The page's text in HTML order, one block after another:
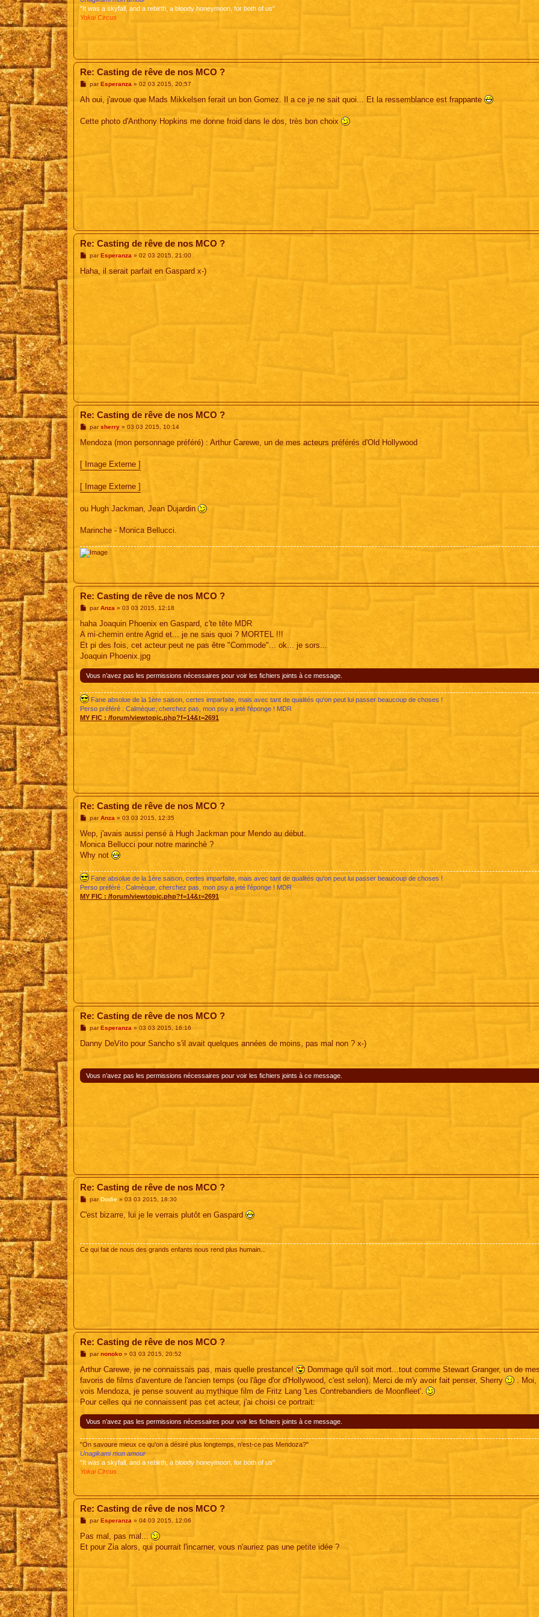
"It was a skyfall, and a rebirth, a bloody honeymoon, for both of us"
Yokai Circus
Re: Casting de rêve de nos MCO ?
M
s
g
parEsperanza » 02 03 2015, 20:57
Ah oui, j'avoue que Mads Mikkelsen ferait un bon Gomez. Il a ce je ne sait quoi... Et la ressemblance est frappante
Cette photo d'Anthony Hopkins me donne froid dans le dos, très bon choix
Re: Casting de rêve de nos MCO ?
M
s
parEsperanza » 02 03 2015, 21:00
Haha, il serait parfait en Gaspard x-)
Re: Casting de rêve de nos MCO ?
M
s
g
e
parsherry» 03 03 2015, 10:14
Mendoza (mon personnage préféré) : Arthur Carewe, un de mes acteurs préférés d'Old Hollywood
[ Image Externe ]
[ Image Externe ]
ou Hugh Jackman, Jean Dujardin
Marinche - Monica Bellucci.
Re: Casting de rêve de nos MCO ?
M
s
a
g
parAnza » 03 03 2015, 12:18
haha Joaquin Phoenix en Gaspard, c'te tête MDR
A mi-chemin entre Agrid et... je ne sais quoi ? MORTEL !!!
Et pi des fois, cet acteur peut ne pas être "Commode"... ok... je sors...
Joaquin Phoenix.jpg
Vous n’avez pas les permissions nécessaires pour voir les fichiers joints à ce message.
Fane absolue de la 1ère saison, certes imparfaite, mais avec tant de qualités qu'on peut lui passer beaucoup de choses !
Perso préféré : Calmèque, cherchez pas, mon psy a jeté l'éponge ! MDR
MY FIC : /forum/viewtopic.php?f=14&t=2691
Re: Casting de rêve de nos MCO ?
M
s
a
g
parAnza » 03 03 2015, 12:35
Wep, j'avais aussi pensé à Hugh Jackman pour Mendo au début.
Monica Bellucci pour notre marinchè ?
Why not
Fane absolue de la 1ère saison, certes imparfaite, mais avec tant de qualités qu'on peut lui passer beaucoup de choses !
Perso préféré : Calmèque, cherchez pas, mon psy a jeté l'éponge ! MDR
MY FIC : /forum/viewtopic.php?f=14&t=2691
Re: Casting de rêve de nos MCO ?
M
s
e
parEsperanza » 03 03 2015, 16:16
Danny DeVito pour Sancho s'il avait quelques années de moins, pas mal non ? x-)
Vous n’avez pas les permissions nécessaires pour voir les fichiers joints à ce message.
Re: Casting de rêve de nos MCO ?
M
s
parDodie » 03 03 2015, 18:30
C'est bizarre, lui je le verrais plutôt en Gaspard
Ce qui fait de nous des grands enfants nous rend plus humain...
Re: Casting de rêve de nos MCO ?
M
s
a
g
parnonoko» 03 03 2015, 20:52
Arthur Carewe, je ne connaissais pas, mais quelle prestance!
Dommage qu'il soit mort...tout comme Stewart Granger, un de
favoris de films d'aventure de l'ancien temps (ou l'âge d'or d'Hollywood, c'est selon). Merci de m'y avoir fait penser, Sherry
.
vois Mendoza, je pense souvent au mythique film de Fritz Lang 'Les Contrebandiers de Moonfleet'.
Pour celles qui ne connaissent pas cet acteur, j'ai choisi ce portrait:
Vous n’avez pas les permissions nécessaires pour voir les fichiers joints à ce message.
"On savoure mieux ce qu'on a désiré plus longtemps, n'est-ce pas Mendoza?"
Unagikami mon amour
"It was a skyfall, and a rebirth, a bloody honeymoon, for both of us"
Yokai Circus
Re: Casting de rêve de nos MCO ?
M
s
a
parEsperanza » 04 03 2015, 12:06
Pas mal, pas mal...
Et pour Zia alors, qui pourrait l'incarner, vous n'auriez pas une petite idée ?